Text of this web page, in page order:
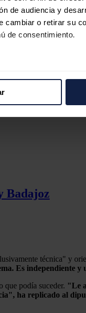
de audiencia y
cambiar o retirar su
de consentimiento.
que haga del sitio
en ascensores,
de saber cuáles han
les gustaría dar una
En esta línea,
Badajoz
técnica" y
Es independiente
que podía suceder. "Le
ha replicado al